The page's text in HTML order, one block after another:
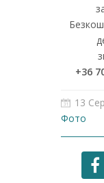
+36
13
Фото